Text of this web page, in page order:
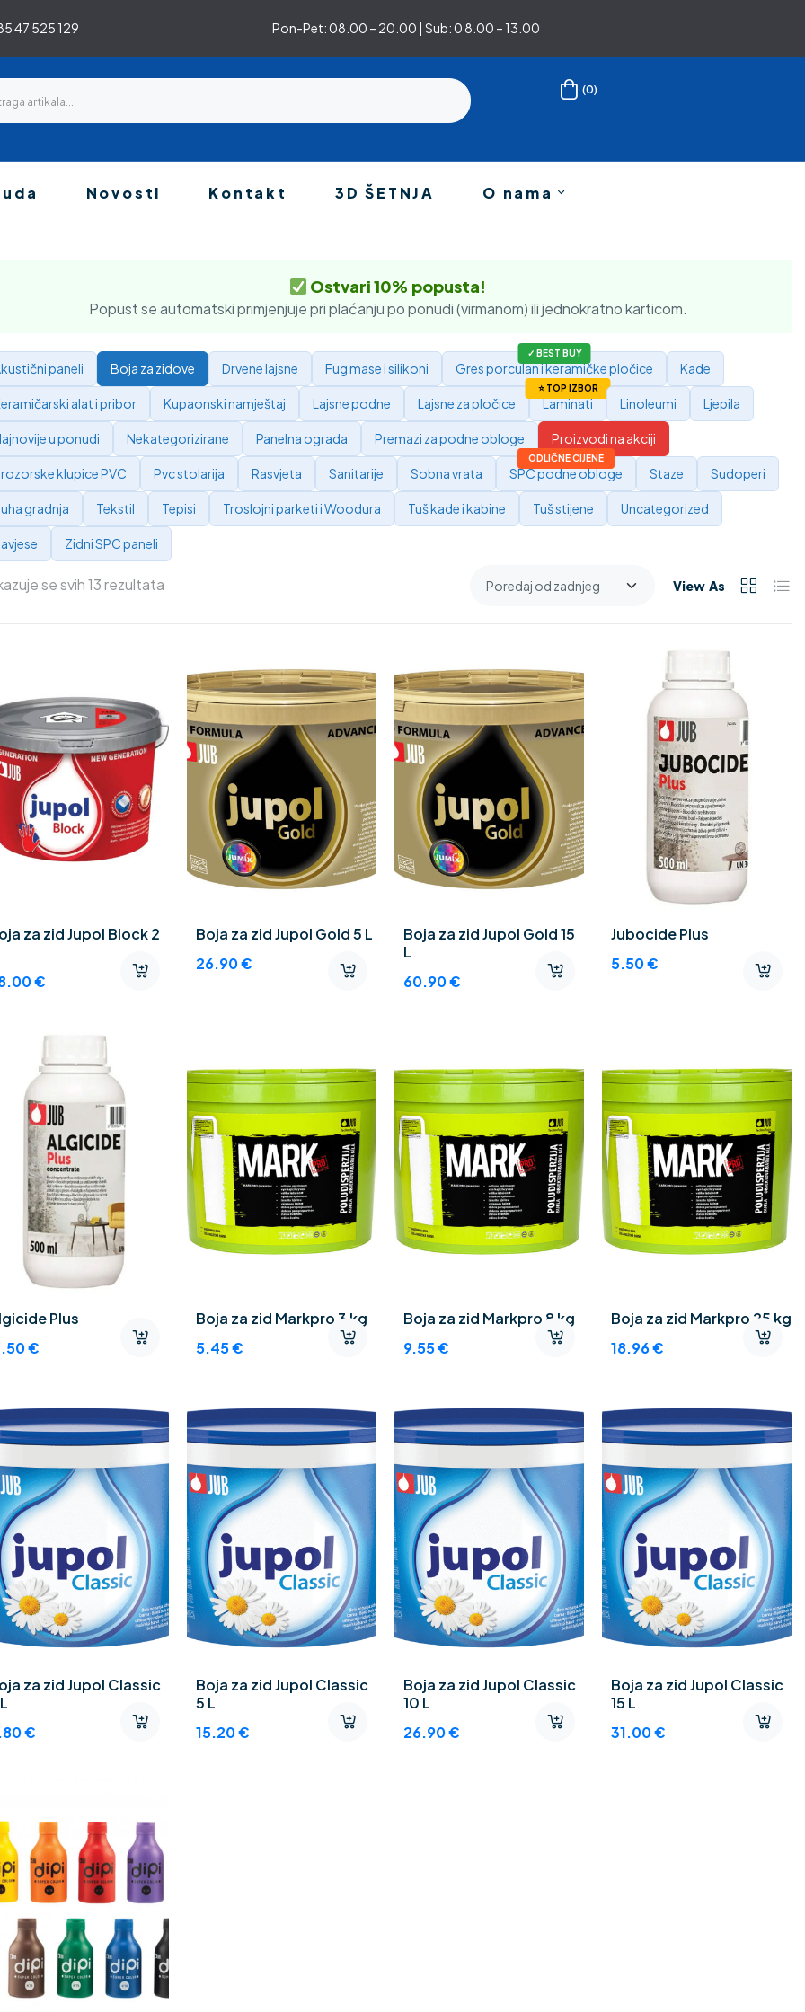
47 525 129 Pon-Pet: 08.00 – 20.00 | Sub: 0 8.00 – 13.00
(0)
Novosti Kontakt 3D ŠETNJA O nama
Ostvari 10% popusta!
Popust se automatski primjenjuje pri plaćanju po ponudi (virmanom) ili jednokratno karticom.
paneli Boja za zidove Drvene lajsne Fug mase i silikoni Gres porculan i keramičke pločice Kade
alat i pribor Kupaonski namještaj Lajsne podne Lajsne za pločice Laminati Linoleumi Ljepila
u ponudi Nekategorizirane Panelna ograda Premazi za podne obloge Proizvodi na akciji
klupice PVC Pvc stolarija Rasvjeta Sanitarije Sobna vrata SPC podne obloge Staze Sudoperi
gradnja Tekstil Tepisi Troslojni parketi i Woodura Tuš kade i kabine Tuš stijene Uncategorized
Zidni SPC paneli
se svih 13 rezultata View As
za zid Jupol Block 2
€
Boja za zid Jupol Gold 5 L
26.90€
Boja za zid Jupol Gold 15
L
60.90€
Jubocide Plus
5.50€
Plus
€
Boja za zid Markpro 3 kg
5.45€
Boja za zid Markpro 8 kg
9.55€
Boja za zid Markpro 25 kg
18.96€
za zid Jupol Classic
€
Boja za zid Jupol Classic
5 L
15.20€
Boja za zid Jupol Classic
10 L
26.90€
Boja za zid Jupol Classic
15 L
31.00€